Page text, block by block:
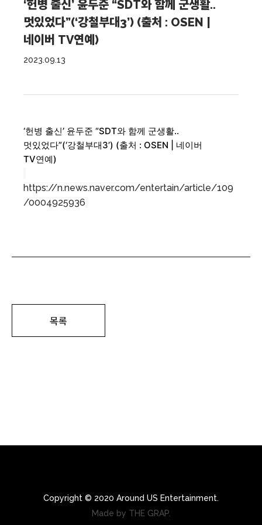
‘헌병 출신’ 윤두준 “SDT와 함께 군생활..
멋있었다”(‘강철부대3’) (출처 : OSEN |
네이버 TV연예)
2023.09.13
‘헌병 출신’ 윤두준 “SDT와 함께 군생활..
멋있었다”(‘강철부대3’) (출처 : OSEN | 네이버
TV연예)
https://n.news.naver.com/entertain/article/109
/0004925936
목록
Copyright © 2020 Around US Entertainment.
Made by THE GRAP.